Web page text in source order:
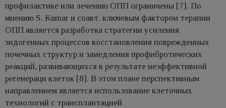
профилактике или лечению ОПП ограничены [7]. По
мнению S. Kumar и соавт. ключевым фактором терапии
ОПП является разработка стратегии усиления
эндогенных процессов восстановления поврежденных
почечных структур и замедления профибротических
реакций, развивающихся в результате неэффективной
регенераци клеток [8]. В этом плане перспективным
направлением является использование клеточных
технологий с трансплантацией